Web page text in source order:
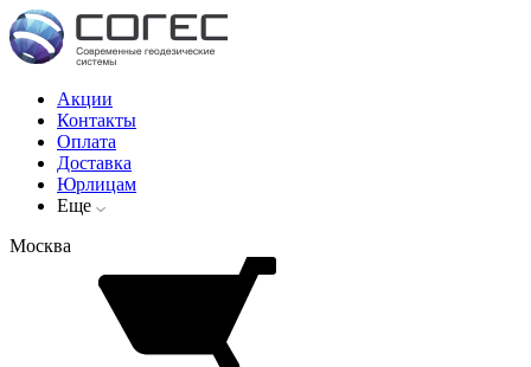
Акции
Контакты
Оплата
Доставка
Юрлицам
Еще
Москва